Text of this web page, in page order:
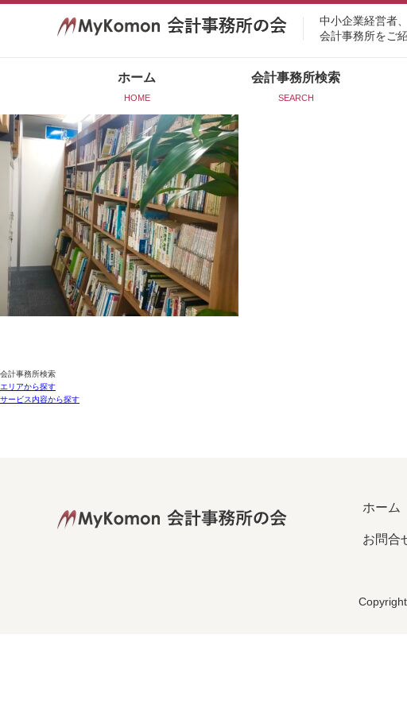
中小企業経営者
会計事務所をご
ホーム
HOME
会計事務所検索
SEARCH
会計事務所検索
エリアから探す
サービス内容から探す
ホーム
お問合